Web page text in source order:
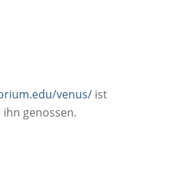
venus/ist
genossen.